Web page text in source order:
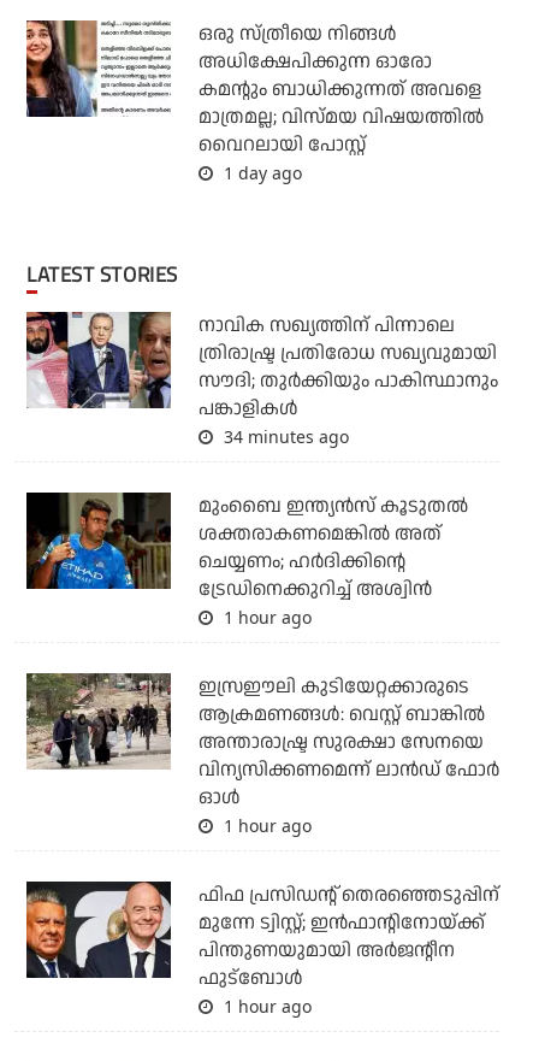
ഒരു സ്ത്രീയെ നിങ്ങള്‍
അധിക്ഷേപിക്കുന്ന ഓരോ
കമന്റും ബാധിക്കുന്നത് അവളെ
മാത്രമല്ല; വിസ്മയ വിഷയത്തില്‍
വൈറലായി പോസ്റ്റ്
1 day ago
LATEST STORIES
നാവിക സഖ്യത്തിന് പിന്നാലെ
ത്രിരാഷ്ട്ര പ്രതിരോധ സഖ്യവുമായി
സൗദി; തുര്‍ക്കിയും പാകിസ്ഥാനും
പങ്കാളികള്‍
34 minutes ago
മുംബൈ ഇന്ത്യന്‍സ് കൂടുതല്‍
ശക്തരാകണമെങ്കില്‍ അത്
ചെയ്യണം; ഹര്‍ദിക്കിന്റെ
ട്രേഡിനെക്കുറിച്ച് അശ്വിന്‍
1 hour ago
ഇസ്രഈലി കുടിയേറ്റക്കാരുടെ
ആക്രമണങ്ങള്‍: വെസ്റ്റ് ബാങ്കില്‍
അന്താരാഷ്ട്ര സുരക്ഷാ സേനയെ
വിന്യസിക്കണമെന്ന് ലാന്‍ഡ് ഫോര്‍
ഓള്‍
1 hour ago
ഫിഫ പ്രസിഡന്റ് തെരഞ്ഞെടുപ്പിന്
മുന്നേ ട്വിസ്റ്റ്; ഇന്‍ഫാന്റിനോയ്ക്ക്
പിന്തുണയുമായി അര്‍ജന്റീന
ഫുട്‌ബോള്‍
1 hour ago